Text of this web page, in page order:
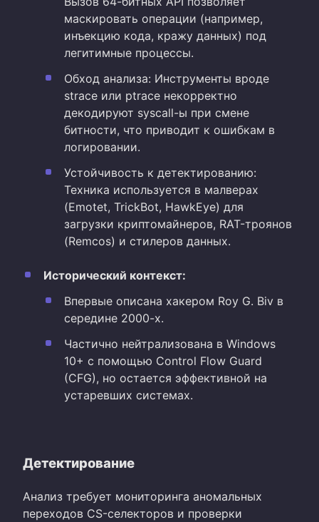
маскировать операции (например,
инъекцию кода, кражу данных) под
легитимные процессы.
Обход анализа: Инструменты вроде
strace или ptrace некорректно
декодируют syscall-ы при смене
битности, что приводит к ошибкам в
логировании.
Устойчивость к детектированию:
Техника используется в малверах
(Emotet, TrickBot, HawkEye) для
загрузки криптомайнеров, RAT-троянов
(Remcos) и стилеров данных.
Исторический контекст:
Впервые описана хакером Roy G. Biv в
середине 2000-х.
Частично нейтрализована в Windows
10+ с помощью Control Flow Guard
(CFG), но остается эффективной на
устаревших системах.
Детектирование
Анализ требует мониторинга аномальных
переходов CS-селекторов и проверки